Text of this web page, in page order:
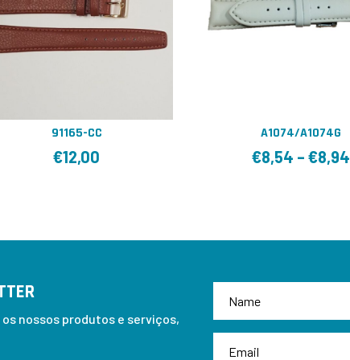
91165-CC
€12,00
A1074/A1074G
€8,54 –€8,94
nossos produtos e serviços,